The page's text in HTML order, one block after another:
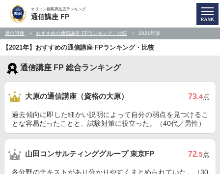
オリコン顧客満足度ランキング
通信講座 FP
通信講座 おすすめの通信講座 FPランキング・比較 2021年版
【2021年】おすすめの通信講座 FPランキング・比較
通信講座 FP 総合ランキング
大原の通信講座（資格の大原） 73.4点
過去傾向に即した細かい説明によって自分の弱点を見つけるこ
とな容易だったことと、試験対策に役立った。（40代／男性）
山田コンサルティンググループ 東京FP 72.5点
各分野のテキストがあり分かりやすくまとめられていた。（30